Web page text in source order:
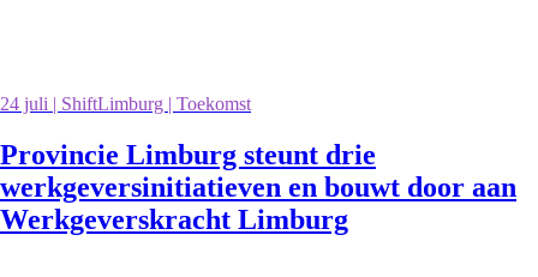
24 juli | ShiftLimburg | Toekomst
Provincie Limburg steunt drie
werkgeversinitiatieven en bouwt door aan
Werkgeverskracht Limburg